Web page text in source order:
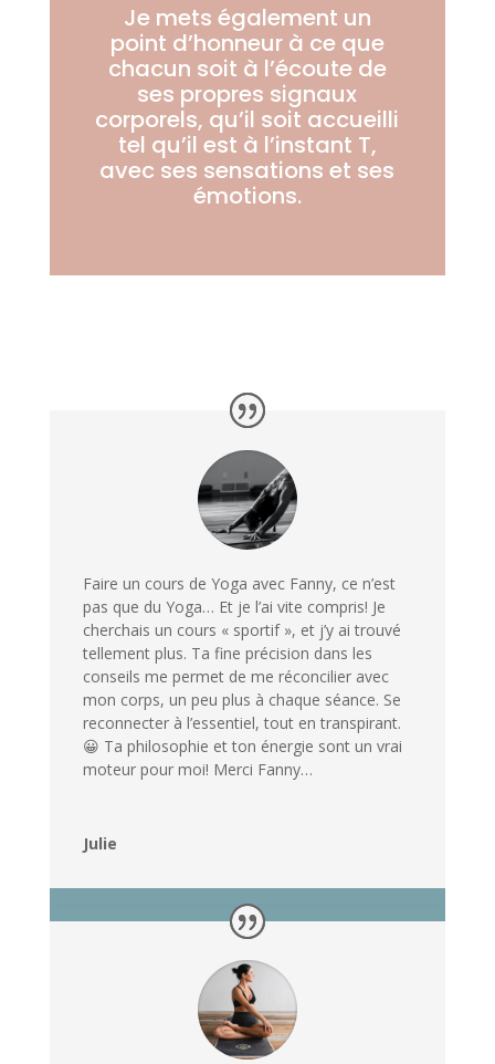
Je mets également un
point d’honneur à ce que
chacun soit à l’écoute de
ses propres signaux
corporels, qu’il soit accueilli
tel qu’il est à l’instant T,
avec ses sensations et ses
émotions.
Faire un cours de Yoga avec Fanny, ce n’est
pas que du Yoga… Et je l’ai vite compris! Je
cherchais un cours « sportif », et j’y ai trouvé
tellement plus. Ta fine précision dans les
conseils me permet de me réconcilier avec
mon corps, un peu plus à chaque séance. Se
reconnecter à l’essentiel, tout en transpirant.
😀 Ta philosophie et ton énergie sont un vrai
moteur pour moi! Merci Fanny…
Julie